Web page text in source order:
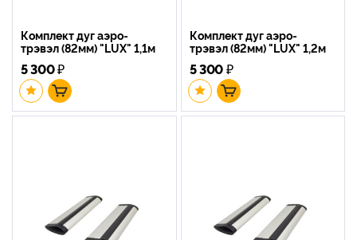
Комплект дуг аэро-
трэвэл (82мм) "LUX" 1,1м
5 300₽
Комплект дуг аэро-
трэвэл (82мм) "LUX" 1,2м
5 300₽